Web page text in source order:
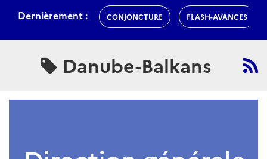
Dernièrement : CONJONCTURE FLASH-AVANCES
Danube-Balkans